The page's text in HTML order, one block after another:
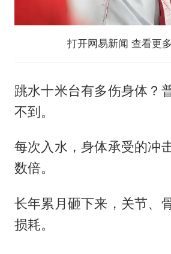
打开网易新闻 查看更
跳水十米台有多伤身体？
不到。
每次入水，身体承受的冲
数倍。
长年累月砸下来，关节、
损耗。